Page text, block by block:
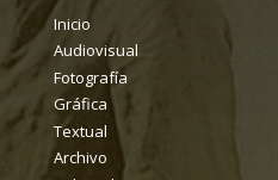
Inicio
Audiovisual
Fotografía
Gráfica
Textual
Archivo